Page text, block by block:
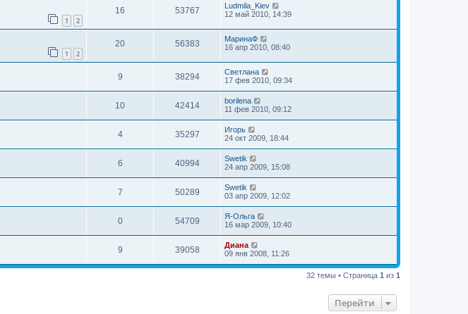
1 2
16 53767
Ludmila_Kiev
12 май 2010, 14:39
1 2
20 56383
МаринаФ
16 апр 2010, 08:40
9 38294
Светлана
17 фев 2010, 09:34
10 42414
borilena
11 фев 2010, 09:12
4 35297
Игорь
24 окт 2009, 18:44
6 40994
Swetik
24 апр 2009, 15:08
7 50289
Swetik
03 апр 2009, 12:02
0 54709
Я-Ольга
16 мар 2009, 10:40
9 39058
Диана
09 янв 2008, 11:26
32 темы • Страница 1 из 1
Перейти